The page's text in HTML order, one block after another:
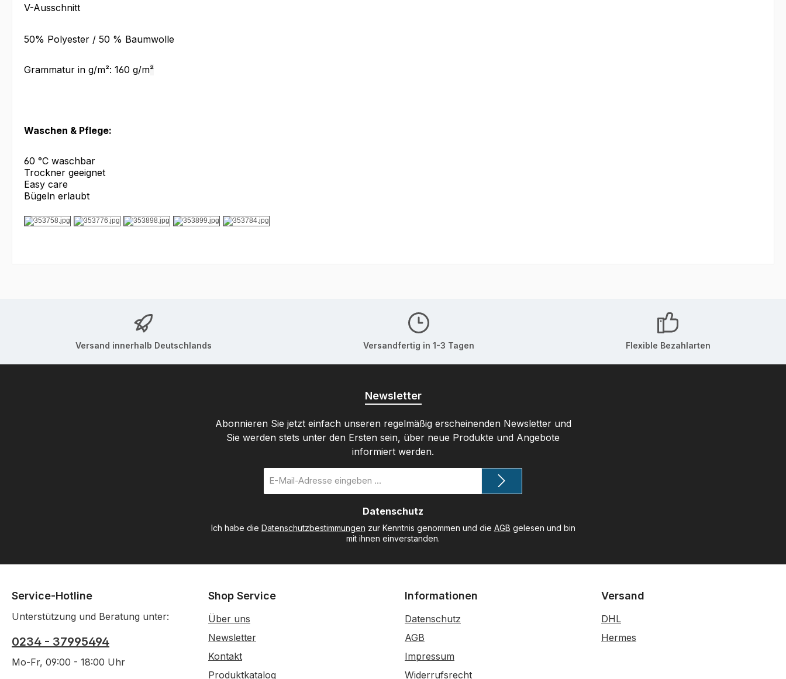
V-Ausschnitt
50% Polyester / 50 % Baumwolle
Grammatur in g/m²: 160 g/m²
Waschen & Pflege:
60 °C waschbar
Trockner geeignet
Easy care
Bügeln erlaubt
Versand innerhalb Deutschlands Versandfertig in 1-3 Tagen Flexible Bezahlarten
Newsletter
Abonnieren Sie jetzt einfach unseren regelmäßig erscheinenden Newsletter und
Sie werden stets unter den Ersten sein, über neue Produkte und Angebote
informiert werden.
Mail-
Datenschutz
Ich habe die Datenschutzbestimmungen zur Kenntnis genommen und die AGB gelesen und bin
mit ihnen einverstanden.
Service-Hotline
Unterstützung und Beratung unter:
0234 - 37995494
Mo-Fr, 09:00 - 18:00 Uhr
Shop Service
Über uns
Newsletter
Kontakt
Produktkatalog
Informationen
Datenschutz
AGB
Impressum
Widerrufsrecht
Versand
DHL
Hermes